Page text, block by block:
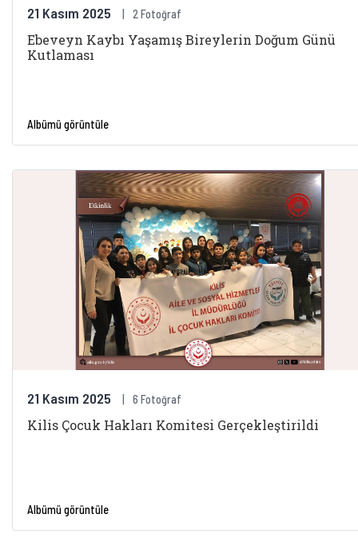
21 Kasım 2025 2 Fotoğraf
Ebeveyn Kaybı Yaşamış Bireylerin Doğum Günü
Kutlaması
Albümü görüntüle
21 Kasım 2025 6 Fotoğraf
Kilis Çocuk Hakları Komitesi Gerçekleştirildi
Albümü görüntüle